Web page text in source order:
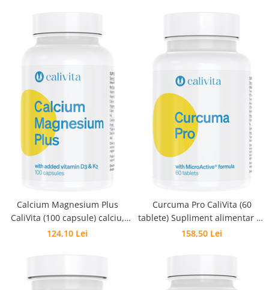
Calcium Magnesium Plus
CaliVita (100 capsule) calciu,
magneziu + vitaminele D3 și K2
124,10 Lei
Curcuma Pro CaliVita (60
tablete) Supliment alimentar cu
extracte de turmeric
158,50 Lei